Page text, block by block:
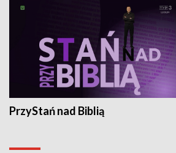
PrzyStań nad Biblią